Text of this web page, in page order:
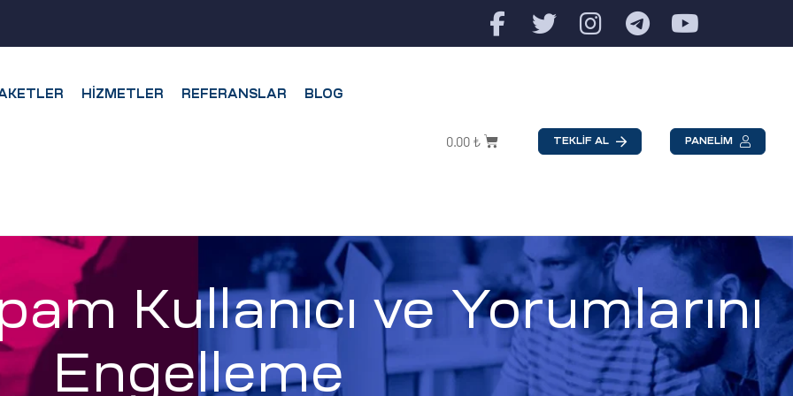
HIZMETLER REFERANSLAR BLOG
0.00 ₺ TEKLİF AL PANELİM
Kullanıcı ve Yorumlarını
Engelleme